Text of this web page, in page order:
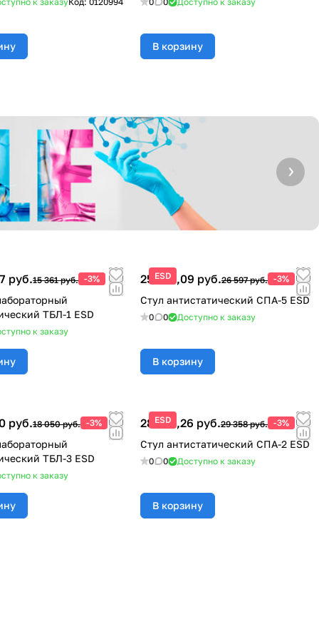
В корзину
руб.15 361 руб. -3%
ТБЛ-1 ESD
к заказу
ESD
25 799,09 руб.26 597 руб. -3%
Стул антистатический СПА-5 ESD
0 0 Доступно к заказу
В корзину
руб.18 050 руб. -3%
ТБЛ-3 ESD
к заказу
ESD
28 477,26 руб.29 358 руб. -3%
Стул антистатический СПА-2 ESD
0 0 Доступно к заказу
В корзину